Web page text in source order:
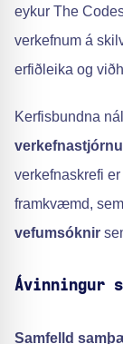
eykur The
verkefnum á
erfiðleika og
Kerfisbundna
verkefnaskrefi
framkvæmd,
vefumsóknir
Ávinningur
Samfelld